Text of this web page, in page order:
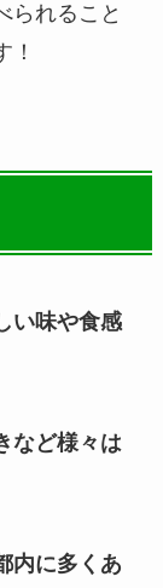
られること
！
い味や食感
など様々は
内に多くあ